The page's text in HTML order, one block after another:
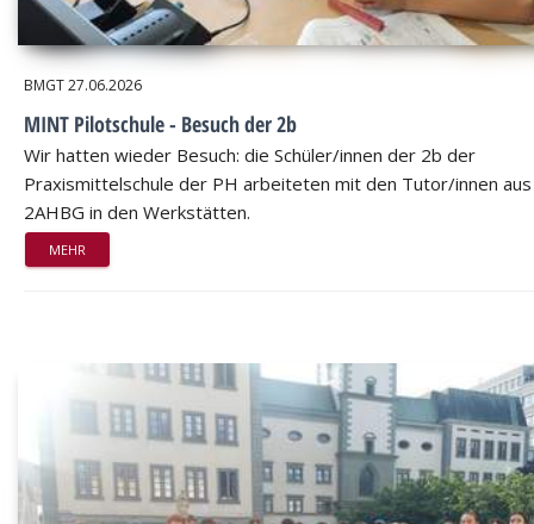
BMGT27.06.2026
MINT Pilotschule - Besuch der 2b
Wir hatten wieder Besuch: die Schüler/innen der 2b der
Praxismittelschule der PH arbeiteten mit den Tutor/innen
2AHBG in den Werkstätten.
MEHR